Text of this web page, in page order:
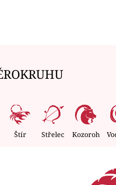
Štír Střelec Kozoroh